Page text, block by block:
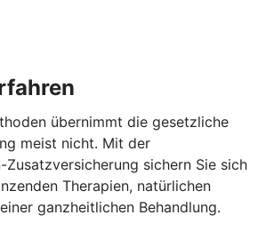
übernimmt die gesetzliche
meist nicht. Mit der
sichern Sie sich
Therapien, natürlichen
ganzheitlichen Behandlung.